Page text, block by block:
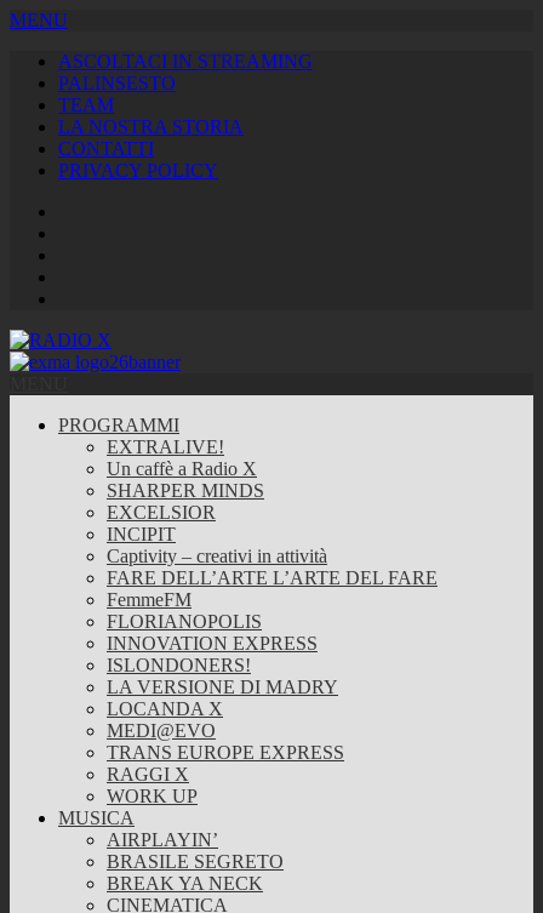
MENU
ASCOLTACI IN STREAMING
PALINSESTO
TEAM
LA NOSTRA STORIA
CONTATTI
PRIVACY POLICY
PROGRAMMI
EXTRALIVE!
Un caffè a Radio X
SHARPER MINDS
EXCELSIOR
INCIPIT
Captivity – creativi in attività
FARE DELL’ARTE L’ARTE DEL FARE
FemmeFM
FLORIANOPOLIS
INNOVATION EXPRESS
ISLONDONERS!
LA VERSIONE DI MADRY
LOCANDA X
MEDI@EVO
TRANS EUROPE EXPRESS
RAGGI X
WORK UP
MUSICA
AIRPLAYIN’
BRASILE SEGRETO
BREAK YA NECK
CINEMATICA